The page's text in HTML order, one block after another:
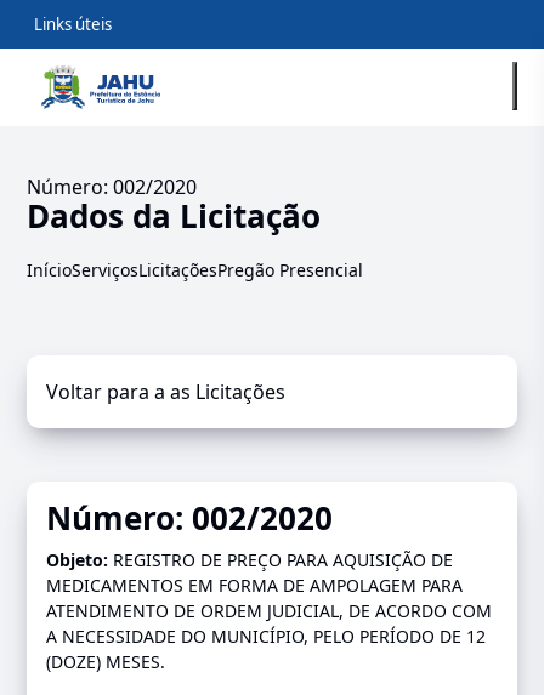
Links úteis
Número: 002/2020
Dados da Licitação
InícioServiçosLicitaçõesPregão Presencial
Voltar para a as Licitações
Número: 002/2020
Objeto: REGISTRO DE PREÇO PARA AQUISIÇÃO DE
MEDICAMENTOS EM FORMA DE AMPOLAGEM PARA
ATENDIMENTO DE ORDEM JUDICIAL, DE ACORDO COM
A NECESSIDADE DO MUNICÍPIO, PELO PERÍODO DE 12
(DOZE) MESES.